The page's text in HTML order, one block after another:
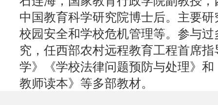
中国教育科学研究院博士后。主要
校园安全和学校危机管理等。参与
究，任西部农村远程教育工程首席
学》《学校法律问题预防与处理》
教师读本》等多部教材。